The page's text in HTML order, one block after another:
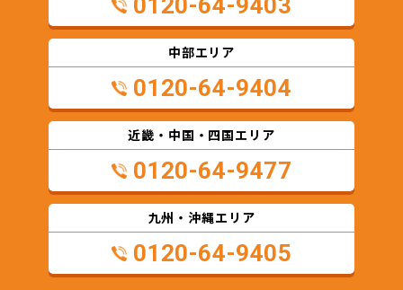
0120-64-9403
中部エリア
0120-64-9404
近畿・中国・四国エリア
0120-64-9477
九州・沖縄エリア
0120-64-9405